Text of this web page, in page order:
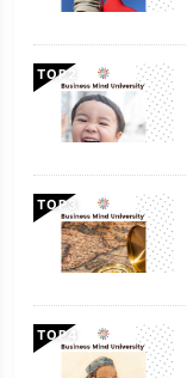
TOP
TOP
TOP